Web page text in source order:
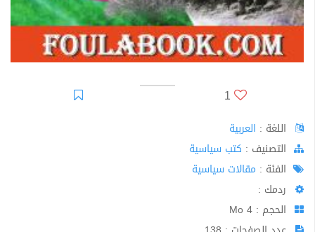
1
اللغة : العربية
اﻟﺘﺼﻨﻴﻒ : كتب سياسية
الفئة : مقالات سياسية
ردمك :
الحجم : 4 Mo